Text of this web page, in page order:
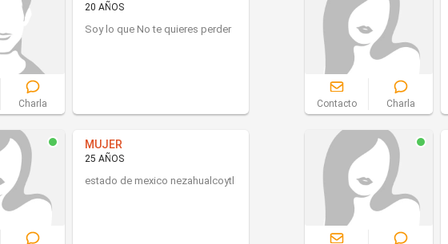
Charla
20 AÑOS
Soy lo que No te quieres perder
Contacto Charla
MUJER
25 AÑOS
estado de mexico nezahualcoytl